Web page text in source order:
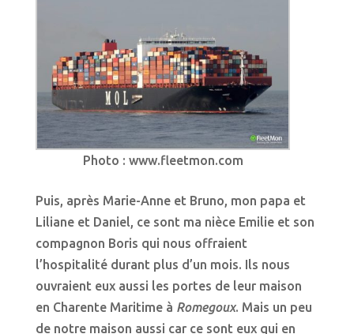
Photo : www.fleetmon.com
Puis, après Marie-Anne et Bruno, mon papa et
Liliane et Daniel, ce sont ma nièce Emilie et son
compagnon Boris qui nous offraient
l’hospitalité durant plus d’un mois. Ils nous
ouvraient eux aussi les portes de leur maison
en Charente Maritime à Romegoux. Mais un peu
de notre maison aussi car ce sont eux qui en